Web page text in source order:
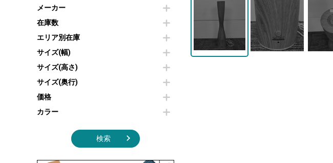
プリンター・コピー機
コートハンガー・ポールハンガー
傘立て
食器棚・キッチンキャビネット
オフィスアクセサリーその他
カウンターテーブル
センターテーブル・サイドテーブル
カフェテーブル
ソファ
シェルフ
ダストボックス（ゴミ箱）
インテリア家具その他
冷蔵庫・洗濯機
空気清浄機・加湿器
電子レンジ
液晶テレビ・モニター類
エアコン
照明機器
季節家電
その他キッチン家電・オフィス家電
メーカー
在庫数
エリア別在庫
サイズ(幅)
サイズ(高さ)
サイズ(奥行)
価格
カラー
検索